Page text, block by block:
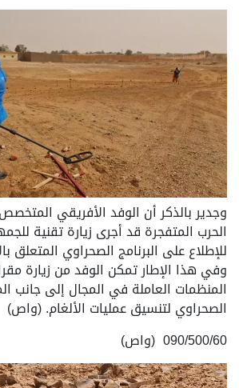
وجدير بالذكر أن الوفد الأفريقي
الحرب المتفجرة قد أجرى زيارة تقنية
للإطلاع على البرنامج الصحراوي المتعلق
وفي هذا الإطار تمكن الوفد من زيارة
المنظمات العاملة في المجال إلى جانب
الصحراوي لتنسيق عمليات الألغام. (واص)
090/500/60 (واص)